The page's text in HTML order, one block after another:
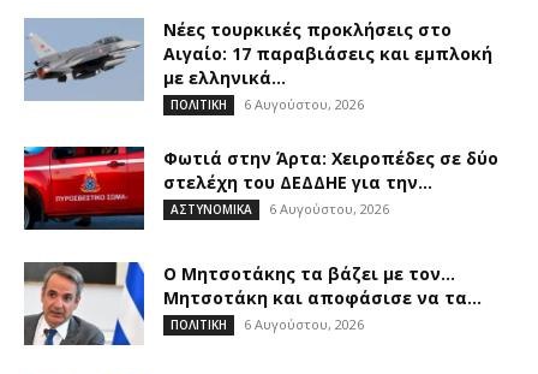
Νέες τουρκικές προκλήσεις στο
Αιγαίο: 17 παραβιάσεις και εμπλοκή
με ελληνικά...
ΠΟΛΙΤΙΚΗ 6 Αυγούστου, 2026
Φωτιά στην Άρτα: Χειροπέδες σε δύο
στελέχη του ΔΕΔΔΗΕ για την...
ΑΣΤΥΝΟΜΙΚΑ 6 Αυγούστου, 2026
Ο Μητσοτάκης τα βάζει με τον…
Μητσοτάκη και αποφάσισε να τα...
ΠΟΛΙΤΙΚΗ 6 Αυγούστου, 2026